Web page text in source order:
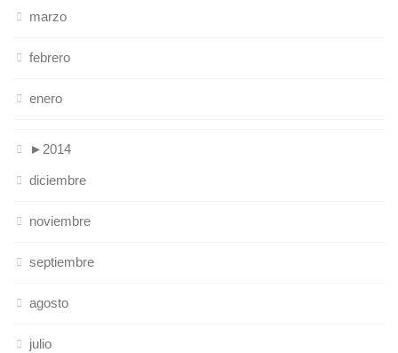
marzo
febrero
enero
► 2014
diciembre
noviembre
septiembre
agosto
julio